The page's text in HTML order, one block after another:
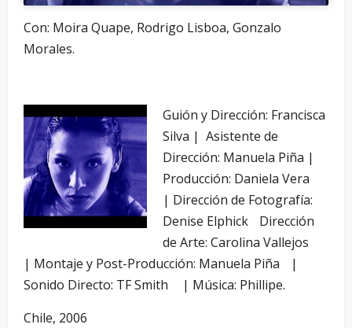
Con: Moira Quape, Rodrigo Lisboa, Gonzalo
Morales.
Guión y Dirección: Francisca
Silva | Asistente de
Dirección: Manuela Piña |
Producción: Daniela Vera
| Dirección de Fotografía:
Denise Elphick Dirección
de Arte: Carolina Vallejos
| Montaje y Post-Producción: Manuela Piña |
Sonido Directo: TF Smith | Música: Phillipe.
Chile, 2006